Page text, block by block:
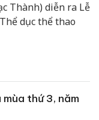
Thành) diễn ra Lễ
dục thể thao
thứ 3, năm